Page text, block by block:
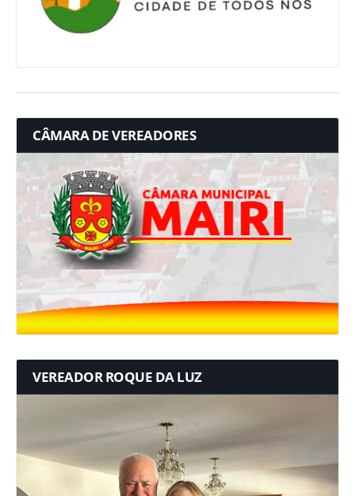
CÂMARA DE VEREADORES
VEREADOR ROQUE DA LUZ